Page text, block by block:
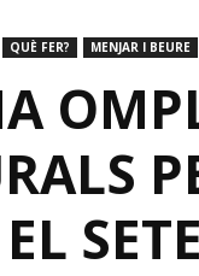
QUÈ FER? MENJAR I BEURE